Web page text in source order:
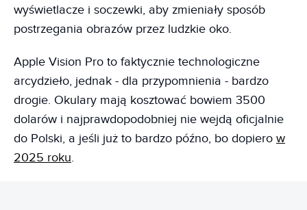
wyświetlacze i soczewki, aby zmieniały sposób
postrzegania obrazów przez ludzkie oko.
Apple Vision Pro to faktycznie technologiczne
arcydzieło, jednak - dla przypomnienia - bardzo
drogie. Okulary mają kosztować bowiem 3500
dolarów i najprawdopodobniej nie wejdą oficjalnie
do Polski, a jeśli już to bardzo późno, bo dopiero w
2025 roku.